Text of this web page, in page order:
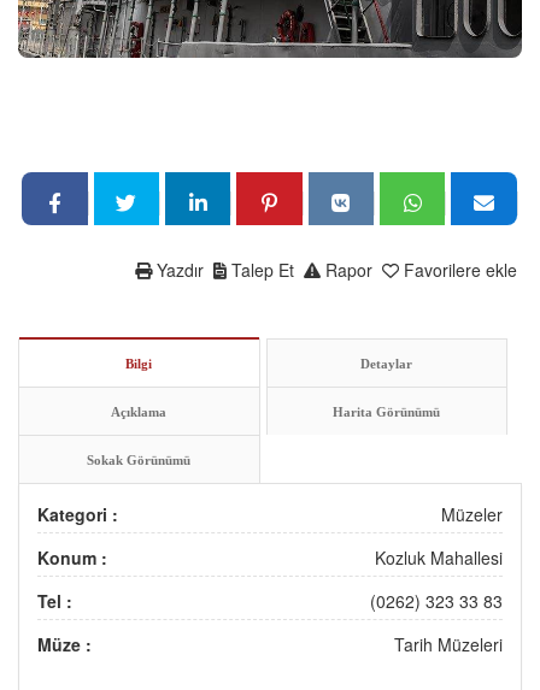
Favorilere ekle
Rapor
Talep Et
Yazdır
Bilgi Detaylar
Açıklama Harita Görünümü
Sokak Görünümü
Kategori :
Müzeler
Konum :
Kozluk Mahallesi
Tel :
(0262) 323 33 83
Müze :
Tarih Müzeleri